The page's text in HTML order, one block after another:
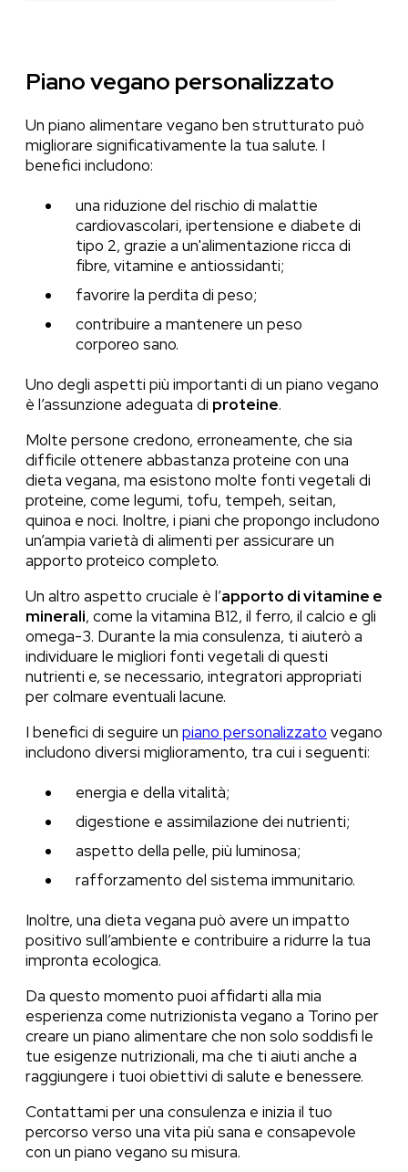
Piano vegano personalizzato
Un piano alimentare vegano ben strutturato può
migliorare significativamente la tua salute. I
benefici includono:
una riduzione del rischio di malattie
cardiovascolari, ipertensione e diabete di
tipo 2, grazie a un'alimentazione ricca di
fibre, vitamine e antiossidanti;
favorire la perdita di peso;
contribuire a mantenere un peso
corporeo sano.
Uno degli aspetti più importanti di un piano vegano
è l’assunzione adeguata di proteine.
Molte persone credono, erroneamente, che sia
difficile ottenere abbastanza proteine con una
dieta vegana, ma esistono molte fonti vegetali di
proteine, come legumi, tofu, tempeh, seitan,
quinoa e noci. Inoltre, i piani che propongo includono
un’ampia varietà di alimenti per assicurare un
apporto proteico completo.
Un altro aspetto cruciale è l’apporto di vitamine e
minerali, come la vitamina B12, il ferro, il calcio e gli
omega-3. Durante la mia consulenza, ti aiuterò a
individuare le migliori fonti vegetali di questi
nutrienti e, se necessario, integratori appropriati
per colmare eventuali lacune.
I benefici di seguire un piano personalizzato vegano
includono diversi miglioramento, tra cui i seguenti:
energia e della vitalità;
digestione e assimilazione dei nutrienti;
aspetto della pelle, più luminosa;
rafforzamento del sistema immunitario.
Inoltre, una dieta vegana può avere un impatto
positivo sull’ambiente e contribuire a ridurre la tua
impronta ecologica.
Da questo momento puoi affidarti alla mia
esperienza come nutrizionista vegano a Torino per
creare un piano alimentare che non solo soddisfi le
tue esigenze nutrizionali, ma che ti aiuti anche a
raggiungere i tuoi obiettivi di salute e benessere.
Contattami per una consulenza e inizia il tuo
percorso verso una vita più sana e consapevole
con un piano vegano su misura.